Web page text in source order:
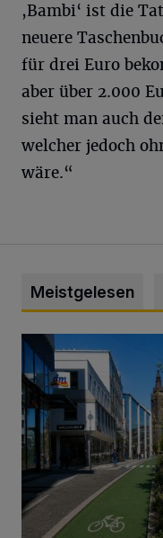
,Bambi‘ ist die
neuere
für drei Euro
aber über 2.000
sieht man auch
welcher jedoch
wäre.“
Meistgelesen
„Gespannt, wie die